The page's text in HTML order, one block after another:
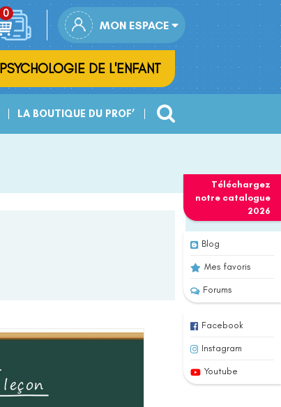
Téléchargez
notre catalogue
2026
Blog
Mes favoris
Forums
Facebook
Instagram
Youtube
MON ESPACE
PSYCHOLOGIE DE L'ENFANT
LA BOUTIQUE DU PROF’